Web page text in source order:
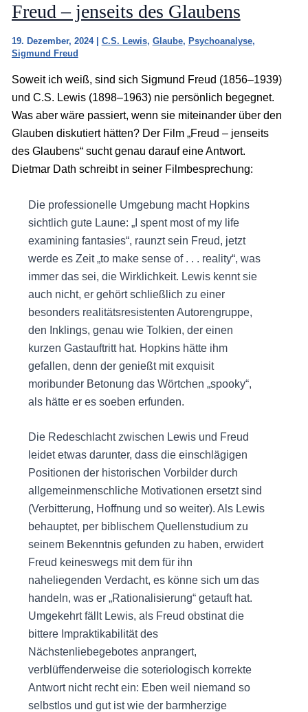
Freud – jenseits des Glaubens
19. Dezember, 2024 C.S. Lewis, Glaube, Psychoanalyse,
Sigmund Freud
Soweit ich weiß, sind sich Sigmund Freud (1856–1939)
und C.S. Lewis (1898–1963) nie persönlich begegnet.
Was aber wäre passiert, wenn sie miteinander über den
Glauben diskutiert hätten? Der Film „Freud – jenseits
des Glaubens“ sucht genau darauf eine Antwort.
Dietmar Dath schreibt in seiner Filmbesprechung:
Die professionelle Umgebung macht Hopkins
sichtlich gute Laune: „I spent most of my life
examining fantasies“, raunzt sein Freud, jetzt
werde es Zeit „to make sense of . . . reality“, was
immer das sei, die Wirklichkeit. Lewis kennt sie
auch nicht, er gehört schließlich zu einer
besonders realitätsresistenten Autorengruppe,
den Inklings, genau wie Tolkien, der einen
kurzen Gastauftritt hat. Hopkins hätte ihm
gefallen, denn der genießt mit exquisit
moribunder Betonung das Wörtchen „spooky“,
als hätte er es soeben erfunden.
Die Redeschlacht zwischen Lewis und Freud
leidet etwas darunter, dass die einschlägigen
Positionen der historischen Vorbilder durch
allgemeinmenschliche Motivationen ersetzt sind
(Verbitterung, Hoffnung und so weiter). Als Lewis
behauptet, per biblischem Quellenstudium zu
seinem Bekenntnis gefunden zu haben, erwidert
Freud keineswegs mit dem für ihn
naheliegenden Verdacht, es könne sich um das
handeln, was er „Rationalisierung“ getauft hat.
Umgekehrt fällt Lewis, als Freud obstinat die
bittere Impraktikabilität des
Nächstenliebegebotes anprangert,
verblüffenderweise die soteriologisch korrekte
Antwort nicht recht ein: Eben weil niemand so
selbstlos und gut ist wie der barmherzige